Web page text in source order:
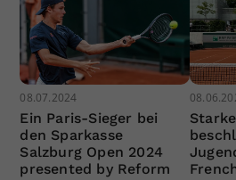
08.07.2024
Ein Paris-Sieger bei
den Sparkasse
Salzburg Open 2024
presented by Reform